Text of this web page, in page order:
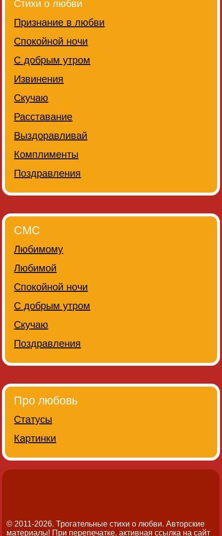
Стихи о любви
Признание в любви
Спокойной ночи
С добрым утром
Извинения
Скучаю
Расставание
Выздоравливай
Комплименты
Поздравления
СМС
Любимому
Любимой
Спокойной ночи
С добрым утром
Скучаю
Поздравления
Про любовь
Статусы
Картинки
© 2011-2026. Трогательные стихи о любви.Авторские
материалы! При перепечатке, активная ссылка на сайт